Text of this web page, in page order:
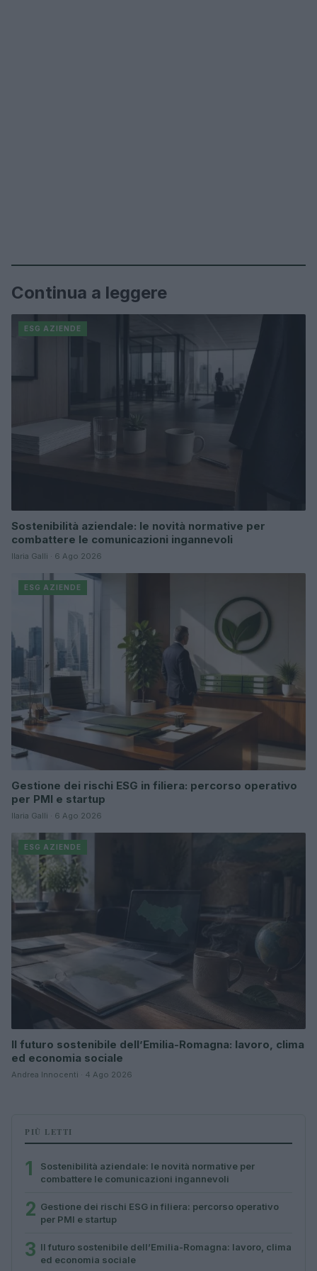
Continua a leggere
ESG AZIENDE
Sostenibilità aziendale: le novità normative per
combattere le comunicazioni ingannevoli
Ilaria Galli · 6 Ago 2026
ESG AZIENDE
Gestione dei rischi ESG in filiera: percorso operativo
per PMI e startup
Ilaria Galli · 6 Ago 2026
ESG AZIENDE
Il futuro sostenibile dell’Emilia-Romagna: lavoro, clima
ed economia sociale
Andrea Innocenti · 4 Ago 2026
PIÙ LETTI
1
Sostenibilità aziendale: le novità normative per
combattere le comunicazioni ingannevoli
2 Gestione dei rischi ESG in filiera: percorso operativo
per PMI e startup
3 Il futuro sostenibile dell’Emilia-Romagna: lavoro, clima
ed economia sociale